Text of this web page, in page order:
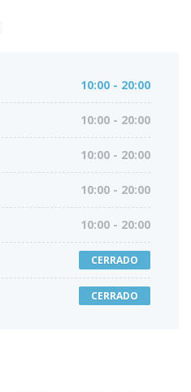
10:00 - 20:00
10:00 - 20:00
10:00 - 20:00
10:00 - 20:00
10:00 - 20:00
CERRADO
CERRADO